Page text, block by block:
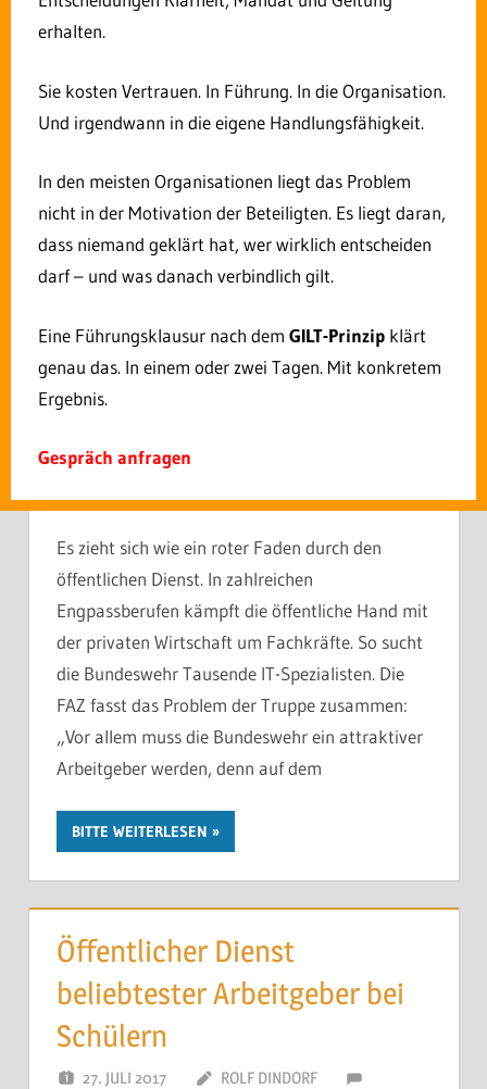
Personalgewinnung –
Fachkräftemangel in der
Verwaltung
KOMMENTAR HINTERLASSEN
Es zieht sich wie ein roter Faden durch den
öffentlichen Dienst. In zahlreichen
Engpassberufen kämpft die öffentliche Hand mit
der privaten Wirtschaft um Fachkräfte. So sucht
die Bundeswehr Tausende IT-Spezialisten. Die
FAZ fasst das Problem der Truppe zusammen:
„Vor allem muss die Bundeswehr ein attraktiver
Arbeitgeber werden, denn auf dem
BITTE WEITERLESEN
Öffentlicher Dienst
beliebtester Arbeitgeber bei
Schülern
27. JULI 2017
ROLF DINDORF
erhalten.
Sie kosten Vertrauen. In Führung. In die Organisation.
Und irgendwann in die eigene Handlungsfähigkeit.
In den meisten Organisationen liegt das Problem
nicht in der Motivation der Beteiligten. Es liegt daran,
dass niemand geklärt hat, wer wirklich entscheiden
darf – und was danach verbindlich gilt.
Eine Führungsklausur nach dem GILT-Prinzip klärt
genau das. In einem oder zwei Tagen. Mit konkretem
Ergebnis.
Gespräch anfragen